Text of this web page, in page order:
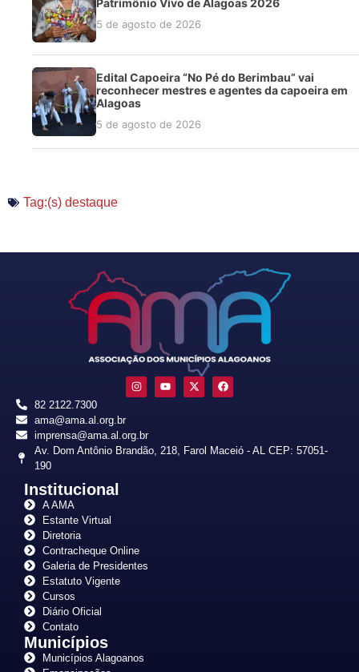
5 de agosto de 2026
Edital Capoeira “No Pé do Berimbau” vai
reconhecer mestres e agentes da capoeira em
Alagoas
5 de agosto de 2026
Tag:(s) destaque
82 2122.7300
ama@ama.al.org.br
imprensa@ama.al.org.br
Av. Dom Antônio Brandão, 218, Farol Maceió - AL CEP: 57051-
190
Institucional
A AMA
Estante Virtual
Diretoria
Contracheque Online
Galeria de Presidentes
Estatuto Vigente
Cursos
Diário Oficial
Contato
Municípios
Municípios Alagoanos